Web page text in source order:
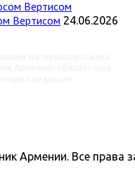
Вертисом 24.06.2026
Армении. Все права